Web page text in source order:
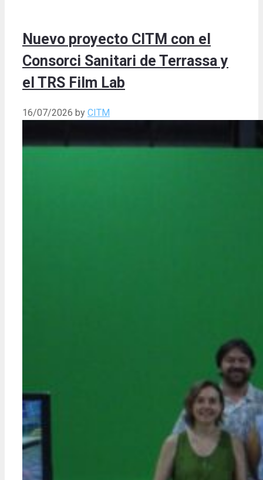
Nuevo proyecto CITM con el
Consorci Sanitari de Terrassa y
el TRS Film Lab
16/07/2026 by CITM